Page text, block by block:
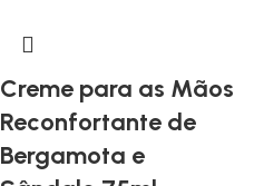
Creme para as Mãos
Reconfortante de
Bergamota e